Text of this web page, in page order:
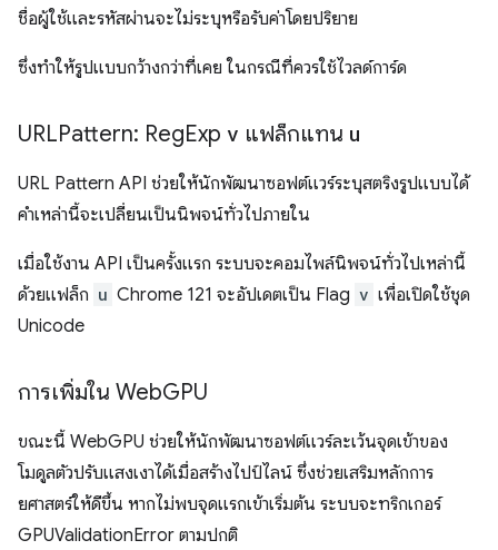
ชื่อผู้ใช้และรหัสผ่านจะไม่ระบุหรือรับค่าโดยปริยาย
ซึ่งทำให้รูปแบบกว้างกว่าที่เคย ในกรณีที่ควรใช้ไวลด์การ์ด
URLPattern: RegExp v แฟล็กแทน u
URL Pattern API ช่วยให้นักพัฒนาซอฟต์แวร์ระบุสตริงรูปแบบได้
คำเหล่านี้จะเปลี่ยนเป็นนิพจน์ทั่วไปภายใน
เมื่อใช้งาน API เป็นครั้งแรก ระบบจะคอมไพล์นิพจน์ทั่วไปเหล่านี้
ด้วยแฟล็ก u Chrome 121 จะอัปเดตเป็น Flag v เพื่อเปิดใช้ชุด
Unicode
การเพิ่มใน WebGPU
ขณะนี้ WebGPU ช่วยให้นักพัฒนาซอฟต์แวร์ละเว้นจุดเข้าของ
โมดูลตัวปรับแสงเงาได้เมื่อสร้างไปป์ไลน์ ซึ่งช่วยเสริมหลักการ
ยศาสตร์ให้ดีขึ้น หากไม่พบจุดแรกเข้าเริ่มต้น ระบบจะทริกเกอร์
GPUValidationError ตามปกติ